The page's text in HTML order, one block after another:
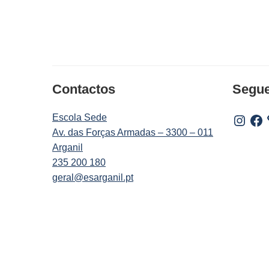
Contactos
Escola Sede
Av. das Forças Armadas – 3300 – 011
Arganil
235 200 180
geral@esarganil.pt